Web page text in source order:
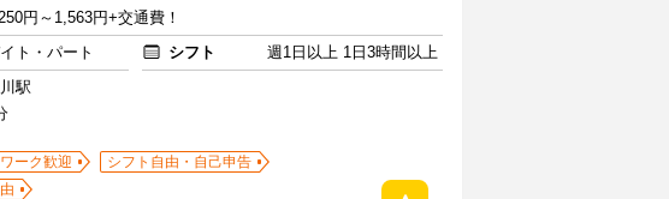
円～1,563円+交通費！
ト・パート シフト
週1日以上 1日3時間以上
駅
ーク歓迎
シフト自由・自己申告